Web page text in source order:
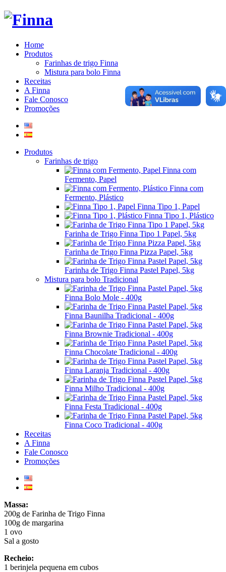
Home
Produtos
Farinhas de trigo Finna
Mistura para bolo Finna
Receitas
A Finna
Fale Conosco
Promoções
Produtos
Farinhas de trigo
Finna com
Fermento, Papel
Finna com
Fermento, Plástico
Finna Tipo 1, Papel
Finna Tipo 1, Plástico
Farinha de Trigo Finna Tipo 1 Papel, 5kg
Farinha de Trigo Finna Pizza Papel, 5kg
Farinha de Trigo Finna Pastel Papel, 5kg
Mistura para bolo Tradicional
Finna Bolo Mole - 400g
Finna Baunilha Tradicional - 400g
Finna Brownie Tradicional - 400g
Finna Chocolate Tradicional - 400g
Finna Laranja Tradicional - 400g
Finna Milho Tradicional - 400g
Finna Festa Tradicional - 400g
Finna Coco Tradicional - 400g
Receitas
A Finna
Fale Conosco
Promoções
Massa:
200g de Farinha de Trigo Finna
100g de margarina
1 ovo
Sal a gosto
Recheio:
1 berinjela pequena em cubos